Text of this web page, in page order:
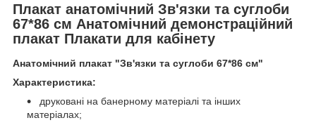
Плакат анатомічний Зв'язки та суглоби
67*86 см Анатомічний демонстраційний
плакат Плакати для кабінету
Анатомічний плакат "Зв'язки та суглоби 67*86 см"
Характеристика:
друковані на банерному матеріалі та інших
матеріалах;